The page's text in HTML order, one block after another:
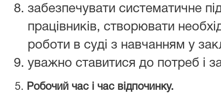
забезпечувати систематичне
працівників, створювати
роботи в суді з навчанням у
уважно ставитися до потреб і
5. Робочий час і час відпочинку.